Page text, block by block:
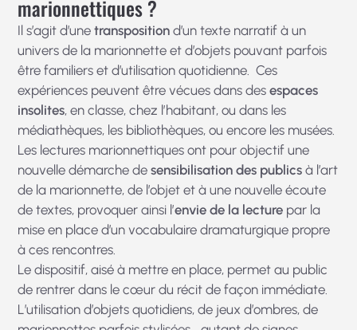
marionnettiques ?
Il s’agit d’unetransposition d’un texte narratif à un
univers de la marionnette et d’objets pouvant parfois
être familiers et d’utilisation quotidienne. Ces
expériences peuvent être vécues dans desespaces
insolites, en classe, chez l’habitant, ou dans les
médiathèques, les bibliothèques, ou encore les musées.
Les lectures marionnettiques ont pour objectif une
nouvelle démarche desensibilisation des publics à l’art
de la marionnette, de l’objet et à une nouvelle écoute
de textes, provoquer ainsi l’envie de la lecture par la
mise en place d’un vocabulaire dramaturgique propre
à ces rencontres.
Le dispositif, aisé à mettre en place, permet au public
de rentrer dans le cœur du récit de façon immédiate.
L’utilisation d’objets quotidiens, de jeux d’ombres, de